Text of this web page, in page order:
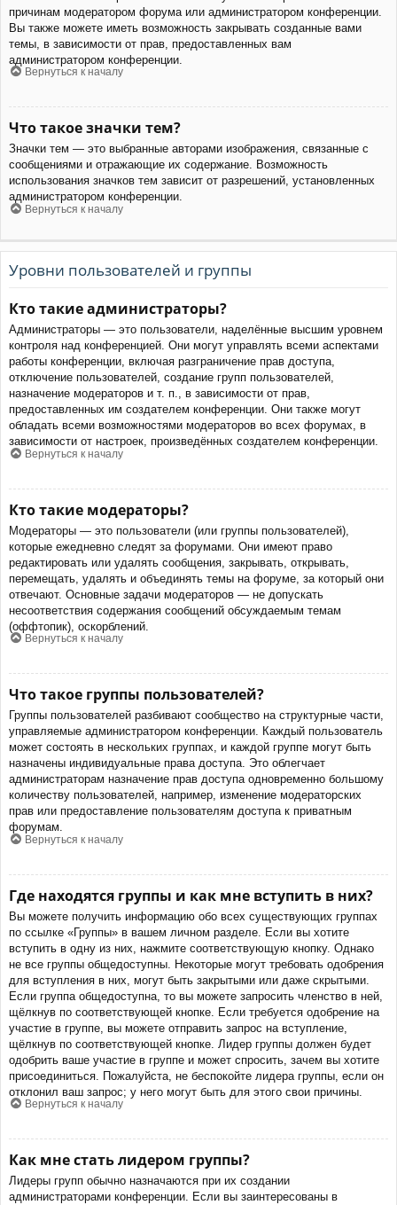
причинам модератором форума или администратором конференции.
Вы также можете иметь возможность закрывать созданные вами
темы, в зависимости от прав, предоставленных вам
администратором конференции.
Вернуться к началу
Что такое значки тем?
Значки тем — это выбранные авторами изображения, связанные с
сообщениями и отражающие их содержание. Возможность
использования значков тем зависит от разрешений, установленных
администратором конференции.
Вернуться к началу
Уровни пользователей и группы
Кто такие администраторы?
Администраторы — это пользователи, наделённые высшим уровнем
контроля над конференцией. Они могут управлять всеми аспектами
работы конференции, включая разграничение прав доступа,
отключение пользователей, создание групп пользователей,
назначение модераторов и т. п., в зависимости от прав,
предоставленных им создателем конференции. Они также могут
обладать всеми возможностями модераторов во всех форумах, в
зависимости от настроек, произведённых создателем конференции.
Вернуться к началу
Кто такие модераторы?
Модераторы — это пользователи (или группы пользователей),
которые ежедневно следят за форумами. Они имеют право
редактировать или удалять сообщения, закрывать, открывать,
перемещать, удалять и объединять темы на форуме, за который они
отвечают. Основные задачи модераторов — не допускать
несоответствия содержания сообщений обсуждаемым темам
(оффтопик), оскорблений.
Вернуться к началу
Что такое группы пользователей?
Группы пользователей разбивают сообщество на структурные части,
управляемые администратором конференции. Каждый пользователь
может состоять в нескольких группах, и каждой группе могут быть
назначены индивидуальные права доступа. Это облегчает
администраторам назначение прав доступа одновременно большому
количеству пользователей, например, изменение модераторских
прав или предоставление пользователям доступа к приватным
форумам.
Вернуться к началу
Где находятся группы и как мне вступить в них?
Вы можете получить информацию обо всех существующих группах
по ссылке «Группы» в вашем личном разделе. Если вы хотите
вступить в одну из них, нажмите соответствующую кнопку. Однако
не все группы общедоступны. Некоторые могут требовать одобрения
для вступления в них, могут быть закрытыми или даже скрытыми.
Если группа общедоступна, то вы можете запросить членство в ней,
щёлкнув по соответствующей кнопке. Если требуется одобрение на
участие в группе, вы можете отправить запрос на вступление,
щёлкнув по соответствующей кнопке. Лидер группы должен будет
одобрить ваше участие в группе и может спросить, зачем вы хотите
присоединиться. Пожалуйста, не беспокойте лидера группы, если он
отклонил ваш запрос; у него могут быть для этого свои причины.
Вернуться к началу
Как мне стать лидером группы?
Лидеры групп обычно назначаются при их создании
администраторами конференции. Если вы заинтересованы в